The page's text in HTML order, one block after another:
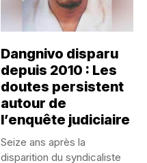
Dangnivo disparu
depuis 2010 : Les
doutes persistent
autour de
l’enquête judiciaire
Seize ans après la
disparition du syndicaliste